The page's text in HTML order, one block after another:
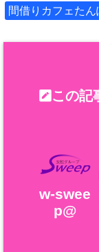
間借りカフェたん
この記
w-swee
p@